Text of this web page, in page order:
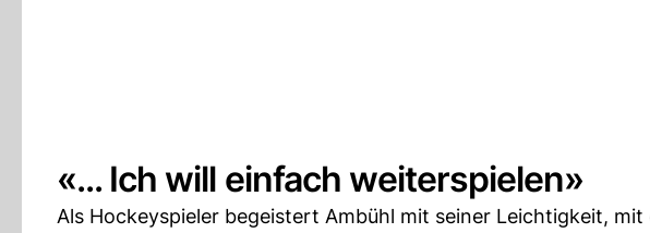
«... Ich will einfach weiterspielen»
Als Hockeyspieler begeistert Ambühl mit seiner Leichtigkeit,